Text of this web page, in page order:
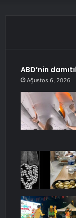
ABD’nin
Ağustos 6, 2026